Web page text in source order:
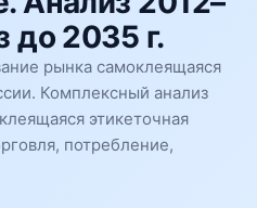
до 2035 г.
рынка самоклеящаяся
Комплексный анализ
этикеточная
потребление,